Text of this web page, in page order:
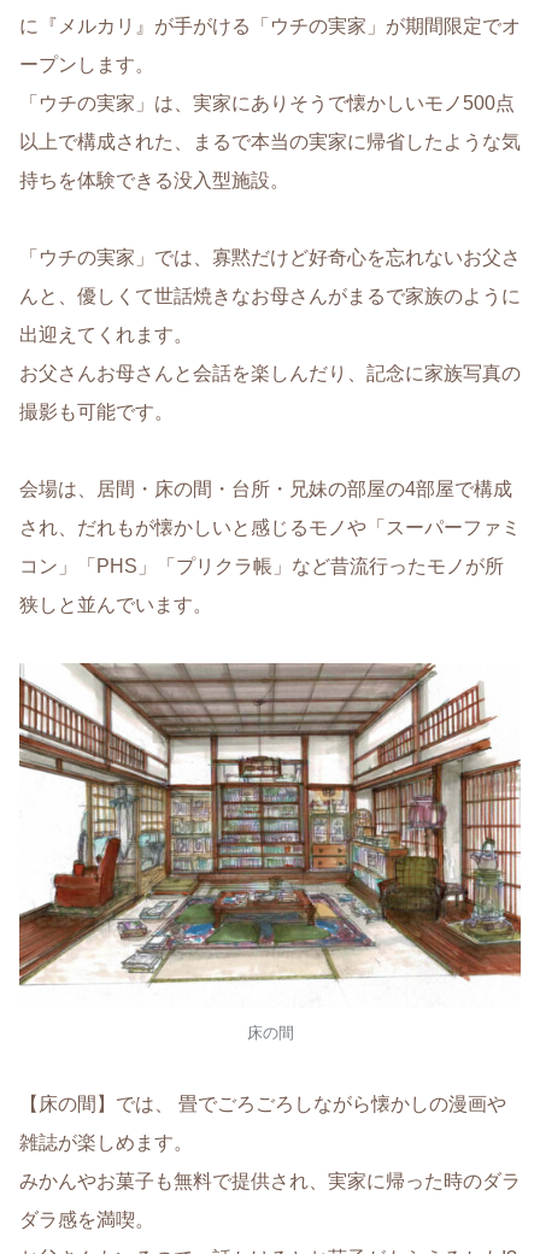
に『メルカリ』が手がける「ウチの実家」が期間限定でオ
ープンします。
「ウチの実家」は、実家にありそうで懐かしいモノ500点
以上で構成された、まるで本当の実家に帰省したような気
持ちを体験できる没入型施設。
「ウチの実家」では、寡黙だけど好奇心を忘れないお父さ
んと、優しくて世話焼きなお母さんがまるで家族のように
出迎えてくれます。
お父さんお母さんと会話を楽しんだり、記念に家族写真の
撮影も可能です。
会場は、居間・床の間・台所・兄妹の部屋の4部屋で構成
され、だれもが懐かしいと感じるモノや「スーパーファミ
コン」「PHS」「プリクラ帳」など昔流行ったモノが所
狭しと並んでいます。
床の間
【床の間】では、 畳でごろごろしながら懐かしの漫画や
雑誌が楽しめます。
みかんやお菓子も無料で提供され、実家に帰った時のダラ
ダラ感を満喫。